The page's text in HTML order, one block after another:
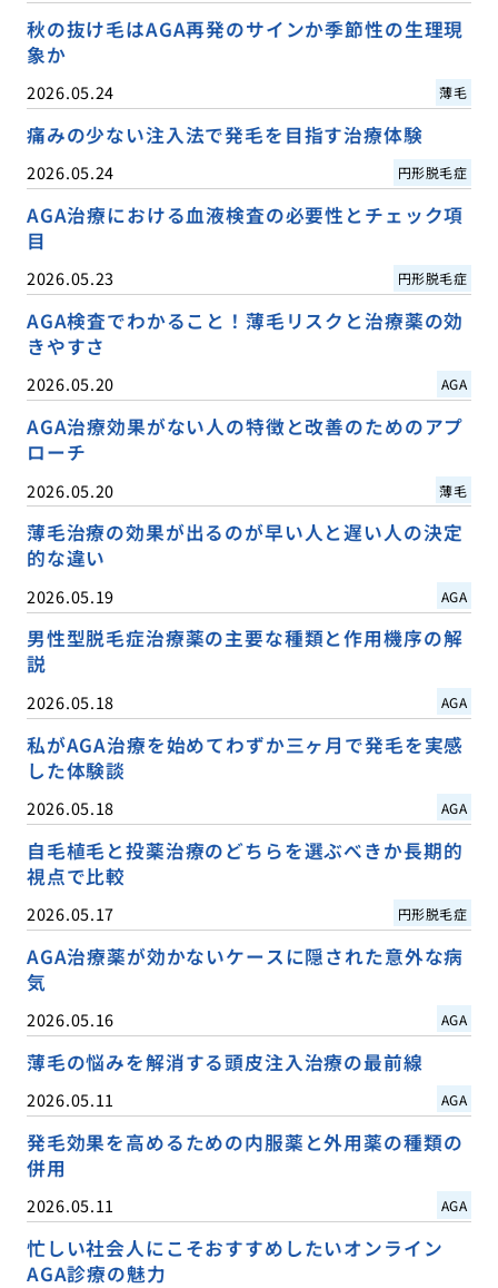
秋の抜け毛はAGA再発のサインか季節性の生理現
象か
2026.05.24 薄毛
痛みの少ない注入法で発毛を目指す治療体験
2026.05.24 円形脱毛症
AGA治療における血液検査の必要性とチェック項
目
2026.05.23 円形脱毛症
AGA検査でわかること！薄毛リスクと治療薬の効
きやすさ
2026.05.20 AGA
AGA治療効果がない人の特徴と改善のためのアプ
ローチ
2026.05.20 薄毛
薄毛治療の効果が出るのが早い人と遅い人の決定
的な違い
2026.05.19 AGA
男性型脱毛症治療薬の主要な種類と作用機序の解
説
2026.05.18 AGA
私がAGA治療を始めてわずか三ヶ月で発毛を実感
した体験談
2026.05.18 AGA
自毛植毛と投薬治療のどちらを選ぶべきか長期的
視点で比較
2026.05.17 円形脱毛症
AGA治療薬が効かないケースに隠された意外な病
気
2026.05.16 AGA
薄毛の悩みを解消する頭皮注入治療の最前線
2026.05.11 AGA
発毛効果を高めるための内服薬と外用薬の種類の
併用
2026.05.11 AGA
忙しい社会人にこそおすすめしたいオンライン
AGA診療の魅力